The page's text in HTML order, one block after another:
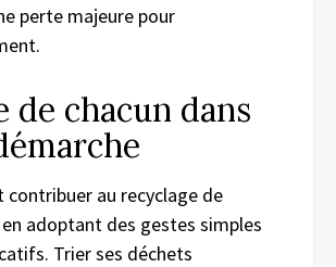
perte majeure pour
de chacun dans
contribuer au recyclage de
en adoptant des gestes simples
Trier ses déchets